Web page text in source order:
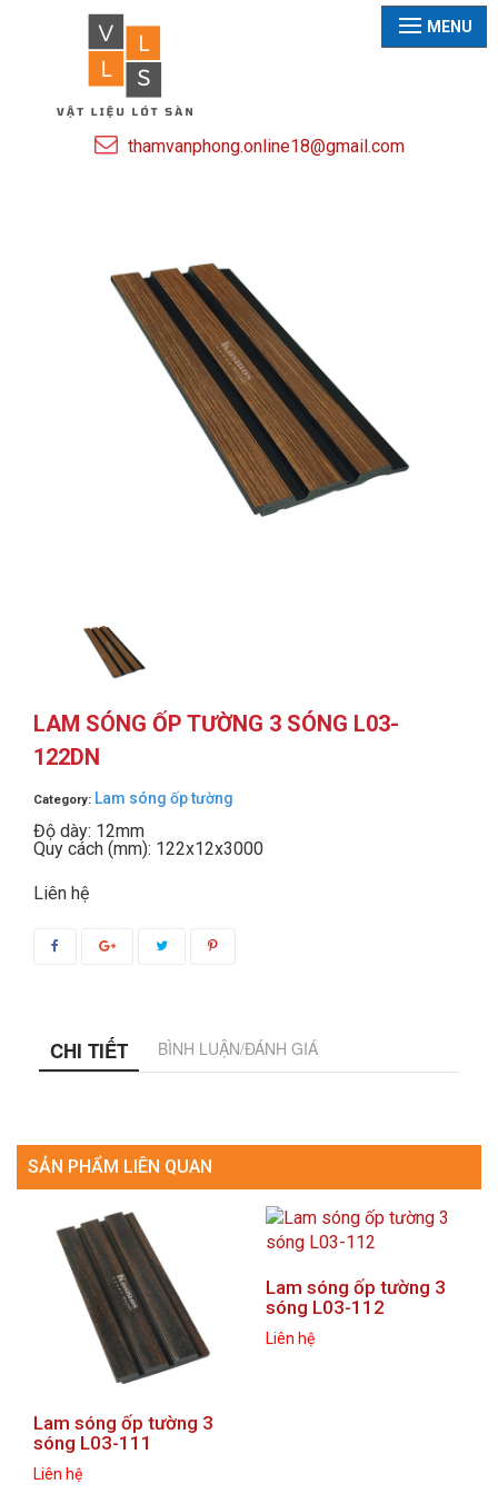
thamvanphong.online18@gmail.com
MENU
LAM SÓNG ỐP TƯỜNG 3 SÓNG L03-
122DN
Category: Lam sóng ốp tường
Độ dày: 12mm
Quy cách (mm): 122x12x3000
Liên hệ
CHI TIẾT BÌNH LUẬN/ĐÁNH GIÁ
SẢN PHẨM LIÊN QUAN
Lam sóng ốp tường 3
sóng L03-111
Liên hệ
Lam sóng ốp tường 3
sóng L03-112
Liên hệ